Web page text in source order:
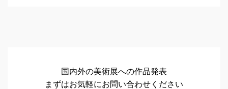
国内外の美術展への作品発表
まずはお気軽にお問い合わせください